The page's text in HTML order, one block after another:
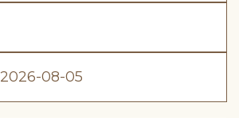
2026-08-05